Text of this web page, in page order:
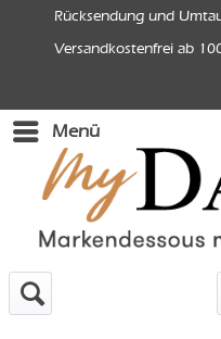
Rücksendung und
Versandkostenfrei ab
Menü